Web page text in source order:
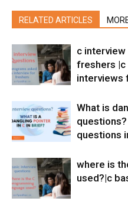
RELATED ARTICLES
c
freshers |c
interviews
What is
questions
where is
used?|c